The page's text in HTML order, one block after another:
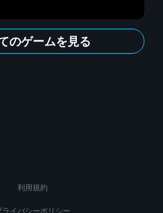
のゲームを見る
利用規約
ライバシーポリシー